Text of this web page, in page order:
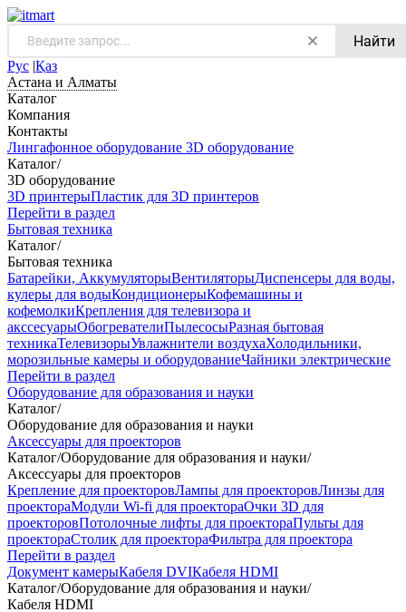
Найти
Рус |Қаз
Астана и Алматы
Каталог
Компания
Контакты
Лингафонное оборудование 3D оборудование
Каталог/
3D оборудование
3D принтерыПластик для 3D принтеров
Перейти в раздел
Бытовая техника
Каталог/
Бытовая техника
Батарейки, АккумуляторыВентиляторыДиспенсеры для воды,
кулеры для водыКондиционерыКофемашины и
кофемолкиКрепления для телевизора и
акссесуарыОбогревателиПылесосыРазная бытовая
техникаТелевизорыУвлажнители воздухаХолодильники,
морозильные камеры и оборудованиеЧайники электрические
Перейти в раздел
Оборудование для образования и науки
Каталог/
Оборудование для образования и науки
Аксессуары для проекторов
Каталог/Оборудование для образования и науки/
Аксессуары для проекторов
Крепление для проекторовЛампы для проекторовЛинзы для
проектораМодули Wi-fi для проектораОчки 3D для
проекторовПотолочные лифты для проектораПульты для
проектораСтолик для проектораФильтра для проектора
Перейти в раздел
Документ камерыКабеля DVIКабеля HDMI
Каталог/Оборудование для образования и науки/
Кабеля HDMI